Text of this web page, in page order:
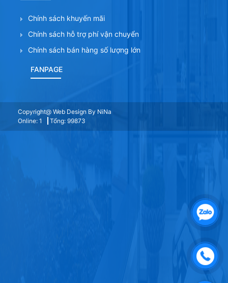
Chính sách khuyến mãi
Chính sách hỗ trợ phí vận chuyển
Chính sách bán hàng số lượng lớn
FANPAGE
Copyright@ Web Design By NiNa
Online: 1
Tổng: 99873